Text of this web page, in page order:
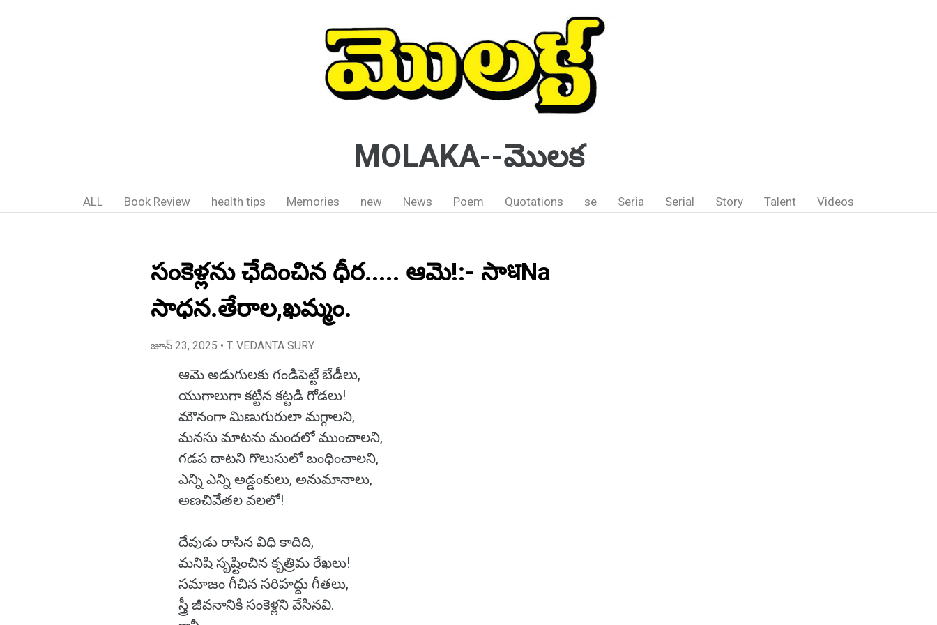
MOLAKA--మొలక
ALL Book Review health tips Memories new News Poem Quotations se Seria Serial Story Talent Videos
సంకెళ్లను ఛేదించిన ధీర..... ఆమె!:- సాधNa
సాధన.తేరాల,ఖమ్మం.
జూన్ 23, 2025 • T. VEDANTA SURY
ఆమె అడుగులకు గండిపెట్టే బేడీలు,
యుగాలుగా కట్టిన కట్టడి గోడలు!
మౌనంగా మిణుగురులా మగ్గాలని,
మనసు మాటను మందలో ముంచాలని,
గడప దాటని గొలుసులో బంధించాలని,
ఎన్ని ఎన్ని అడ్డంకులు, అనుమానాలు,
అణచివేతల వలలో!
దేవుడు రాసిన విధి కాదిది,
మనిషి సృష్టించిన కృత్రిమ రేఖలు!
సమాజం గీచిన సరిహద్దు గీతలు,
స్త్రీ జీవనానికి సంకెళ్లని వేసినవి.